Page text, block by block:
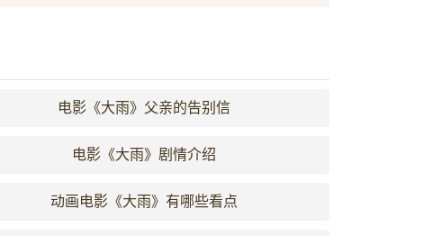
电影《大雨》父亲的告别信
电影《大雨》剧情介绍
动画电影《大雨》有哪些看点